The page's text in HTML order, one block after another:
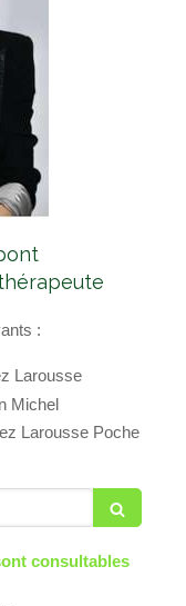
:
Larousse
Michel
Larousse Poche
consultables